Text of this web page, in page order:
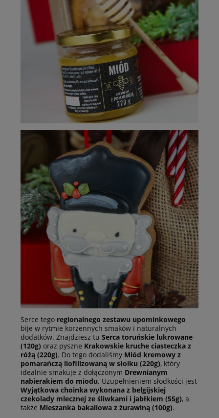
Serce tego regionalnego zestawu upominkowego
bije w rytmie korzennych smaków i naturalnych
dodatków. Znajdziesz tu Serca toruńskie lukrowane
(120g) oraz pyszne Krakowskie kruche ciasteczka z
różą (220g). Do tego dodaliśmy Miód kremowy z
pomarańczą liofilizowaną w słoiku (220g), który
idealnie smakuje z dołączonym Drewnianym
nabierakiem do miodu. Uzupełnieniem słodkości jest
Wyjątkowa choinka wykonana z belgijskiej
czekolady mlecznej ze śliwkami i jabłkiem (55g), a
także Mieszanka bakaliowa z żurawiną (100g).